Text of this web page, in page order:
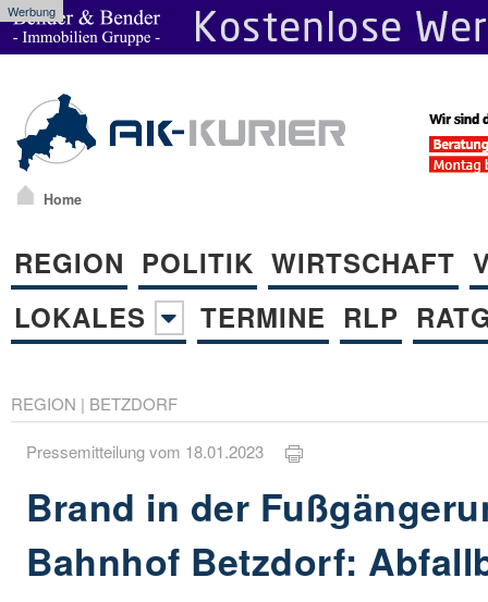
Werbung
Home
REGION POLITIK WIRTSCHAFT
LOKALES
TERMINE RLP
REGION | BETZDORF
Pressemitteilung vom 18.01.2023
Brand in der
Bahnhof Betzdorf: